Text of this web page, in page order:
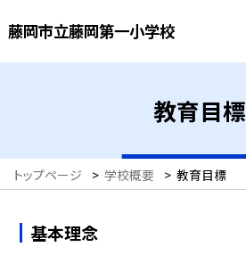
藤岡市立藤岡第一小学校
教育目標
トップページ > 学校概要 > 教育目標
基本理念